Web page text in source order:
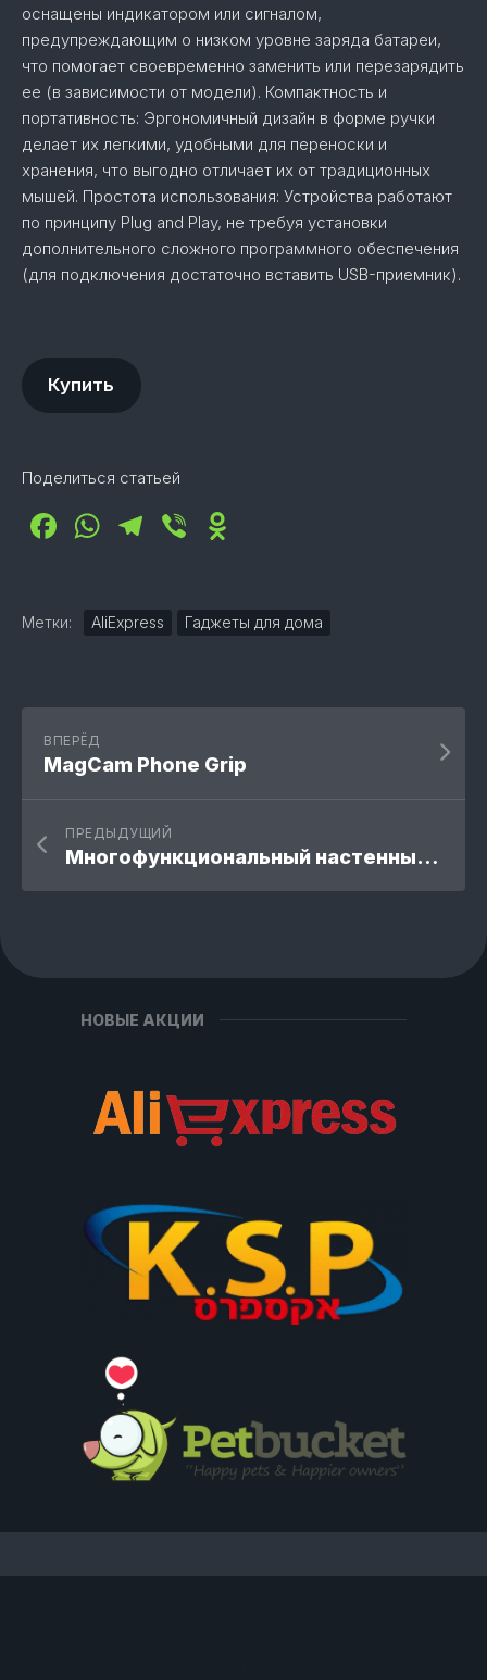
оснащены индикатором или сигналом,
предупреждающим о низком уровне заряда батареи,
что помогает своевременно заменить или перезарядить
ее (в зависимости от модели). Компактность и
портативность: Эргономичный дизайн в форме ручки
делает их легкими, удобными для переноски и
хранения, что выгодно отличает их от традиционных
мышей. Простота использования: Устройства работают
по принципу Plug and Play, не требуя установки
дополнительного сложного программного обеспечения
(для подключения достаточно вставить USB-приемник).
Купить
Поделиться статьей
Facebook
WhatsApp
Telegram
Viber
Метки: AliExpress Гаджеты для дома
ВПЕРЁД
MagCam Phone Grip
ПРЕДЫДУЩИЙ
Многофункциональный настенный органайзер
НОВЫЕ АКЦИИ